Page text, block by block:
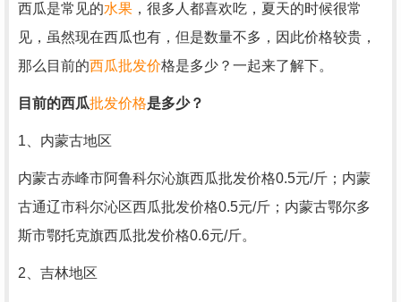
西瓜是常见的水果 ，很多人都喜欢吃，夏天的时候很常
见，虽然现在西瓜也有，但是数量不多，因此价格较贵，
那么目前的西瓜批发价格是多少？一起来了解下。
目前的西瓜批发价格是多少？
1、内蒙古地区
内蒙古赤峰市阿鲁科尔沁旗西瓜批发价格0.5元/斤；内蒙
古通辽市科尔沁区西瓜批发价格0.5元/斤；内蒙古鄂尔多
斯市鄂托克旗西瓜批发价格0.6元/斤。
2、吉林地区